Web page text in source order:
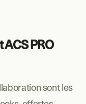
ACS PRO
sont les